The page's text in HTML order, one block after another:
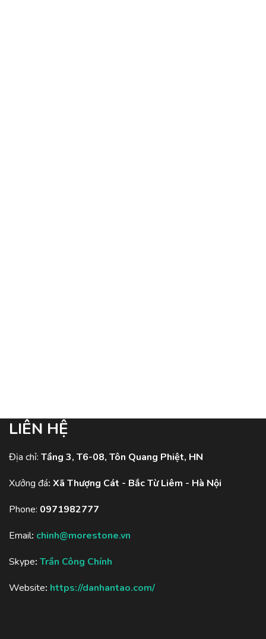
LIÊN HỆ
Địa chỉ: Tầng 3, T6-08, Tôn Quang Phiệt, HN
Xưởng đá: Xã Thượng Cát - Bắc Từ Liêm - Hà Nội
Phone: 0971982777
Email: chinh@morestone.vn
Skype: Trần Công Chính
Website: https://danhantao.com/